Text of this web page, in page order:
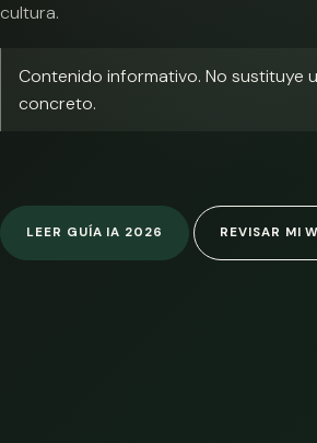
cultura.
Contenido informativo. No sustituye
concreto.
LEER GUÍA IA 2026 REVISAR MI